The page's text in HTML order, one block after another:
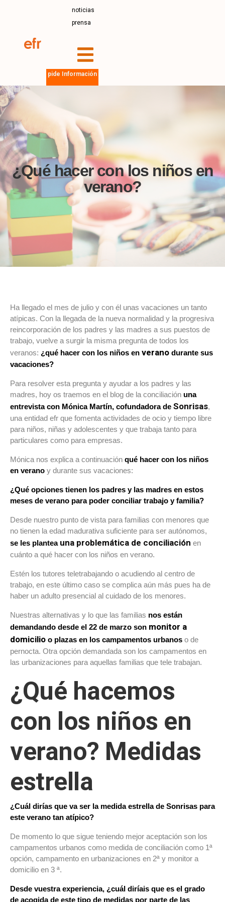
noticias
prensa
pide Información
¿Qué hacer con los niños en
verano?
Ha llegado el mes de julio y con él unas vacaciones un tanto
atípicas. Con la llegada de la nueva normalidad y la progresiva
reincorporación de los padres y las madres a sus puestos de
trabajo, vuelve a surgir la misma pregunta de todos los
veranos: ¿qué hacer con los niños en verano durante sus
vacaciones?
Para resolver esta pregunta y ayudar a los padres y las
madres, hoy os traemos en el blog de la conciliación una
entrevista con Mónica Martín, cofundadora de Sonrisas,
una entidad efr que fomenta actividades de ocio y tiempo libre
para niños, niñas y adolescentes y que trabaja tanto para
particulares como para empresas.
Mónica nos explica a continuación qué hacer con los niños
en verano y durante sus vacaciones:
¿Qué opciones tienen los padres y las madres en estos
meses de verano para poder conciliar trabajo y familia?
Desde nuestro punto de vista para familias con menores que
no tienen la edad madurativa suficiente para ser autónomos,
se les plantea una problemática de conciliación en
cuánto a qué hacer con los niños en verano.
Estén los tutores teletrabajando o acudiendo al centro de
trabajo, en este último caso se complica aún más pues ha de
haber un adulto presencial al cuidado de los menores.
Nuestras alternativas y lo que las familias nos están
demandando desde el 22 de marzo son monitor a
domicilio o plazas en los campamentos urbanos o de
pernocta. Otra opción demandada son los campamentos en
las urbanizaciones para aquellas familias que tele trabajan.
¿Qué hacemos
con los niños en
verano? Medidas
estrella
¿Cuál dirías que va ser la medida estrella de Sonrisas para
este verano tan atípico?
De momento lo que sigue teniendo mejor aceptación son los
campamentos urbanos como medida de conciliación como 1ª
opción, campamento en urbanizaciones en 2ª y monitor a
domicilio en 3 ª.
Desde vuestra experiencia, ¿cuál diríais que es el grado
de acogida de este tipo de medidas por parte de las